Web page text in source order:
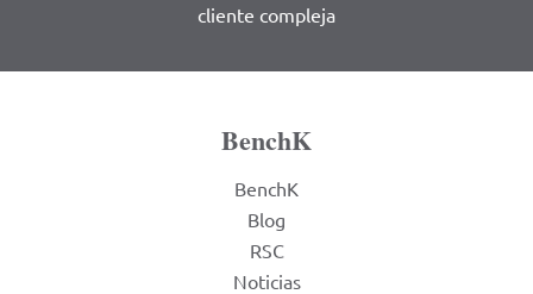
cliente compleja
BenchK
BenchK
Blog
RSC
Noticias